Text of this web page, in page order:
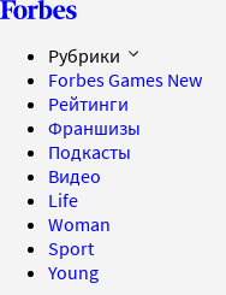
Рубрики
Forbes Games New
Рейтинги
Франшизы
Подкасты
Видео
Life
Woman
Sport
Young